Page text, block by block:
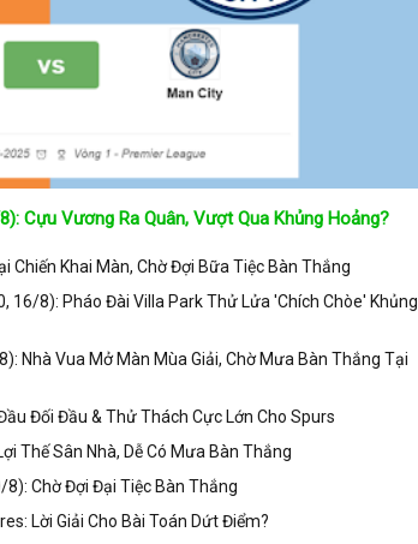
Cựu Vương Ra Quân, Vượt Qua Khủng Hoảng?
Chiến Khai Màn, Chờ Đợi Bữa Tiệc Bàn Thắng
16/8): Pháo Đài Villa Park Thử Lửa 'Chích Chòe' Khủng
Nhà Vua Mở Màn Mùa Giải, Chờ Mưa Bàn Thắng Tại
Đối Đầu & Thử Thách Cực Lớn Cho Spurs
Thế Sân Nhà, Dễ Có Mưa Bàn Thắng
Chờ Đợi Đại Tiệc Bàn Thắng
Lời Giải Cho Bài Toán Dứt Điểm?